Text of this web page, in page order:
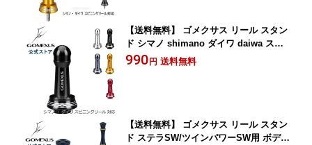
【送料無料】 ゴメクサス リール スタン
ド シマノ shimano ダイワ daiwa スピ
ニング リール 用 カスタム パーツ リー
990 円 送料無料
【送料無料】 ゴメクサス リール スタン
ド ステラSW/ツインパワーSW用 ボディ